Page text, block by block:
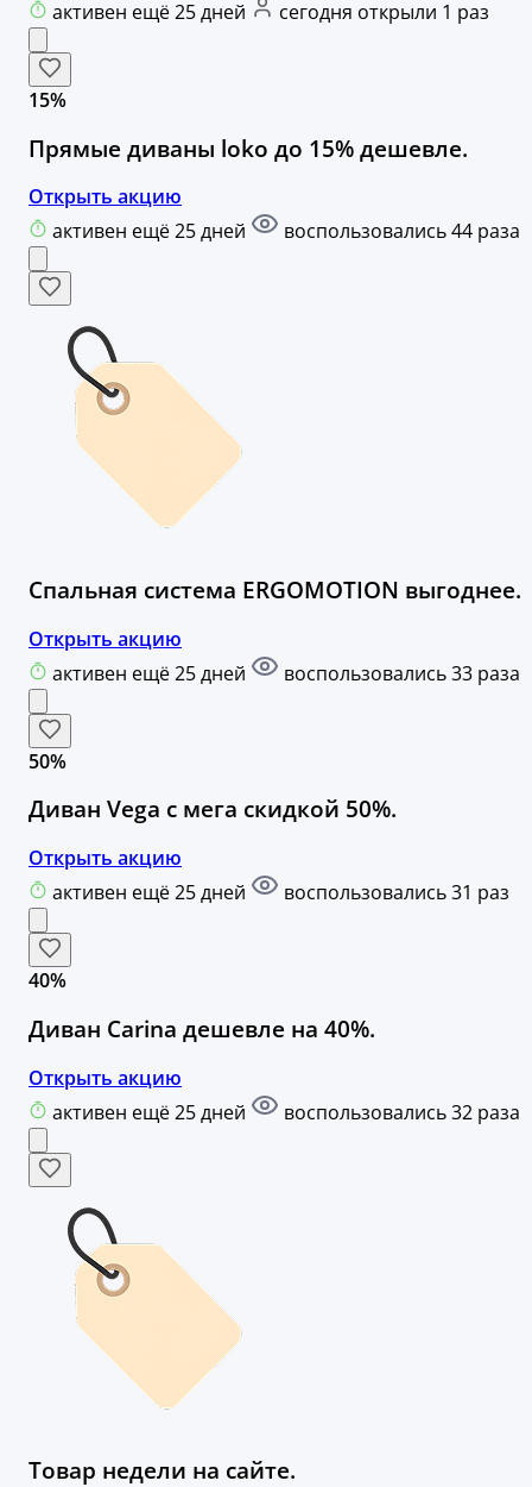
активен ещё 25 дней сегодня открыли 1 раз
15%
Прямые диваны loko до 15% дешевле.
Открыть акцию
активен ещё 25 дней
воспользовались 44 раза
Спальная система ERGOMOTION выгоднее.
Открыть акцию
активен ещё 25 дней
воспользовались 33 раза
50%
Диван Vega с мега скидкой 50%.
Открыть акцию
активен ещё 25 дней
воспользовались 31 раз
40%
Диван Carina дешевле на 40%.
Открыть акцию
активен ещё 25 дней
воспользовались 32 раза
Товар недели на сайте.